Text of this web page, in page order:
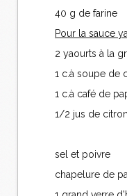
40 g de farine
Pour la sauce
2 yaourts à la
1 c.à soupe de
1 c.à café de
1/2 jus de citron
sel et poivre
chapelure de